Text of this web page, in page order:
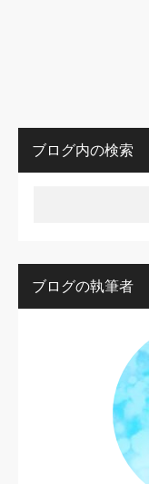
ブログ内の検索
ブログの執筆者